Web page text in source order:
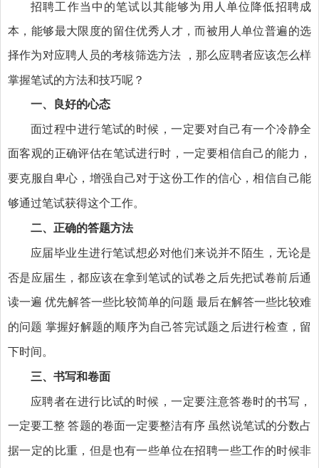
招聘工作当中的笔试以其能够为用人单位降低招聘成
本，能够最大限度的留住优秀人才，而被用人单位普遍的选
择作为对应聘人员的考核筛选方法 ， 那么应聘者应该怎么样
掌握笔试的方法和技巧呢？
一、
良好的心态
面过程中进行笔试的时候，一定要对自己有一个冷静全
面客观的正确评估在笔试进行时，一定要相信自己的能力 ，
要克服自卑心，增强自己对于这份工作的信心 ，相信自己能
够通过笔试获得这个工作。
二、 正确的答题方法
应届毕业生进行笔试想必对他们来说并不陌生 ，无论是
否是应届生，都应该在拿到笔试的试卷之后先把试卷前后通
读一遍 优先解答一些比较简单的问题 最后在解答一些比较难
的问题 掌握好解题的顺序为自己答完试题之后进行检查，留
下时间。
三、书写和卷面
应聘者在进行比试的时候，一定要注意答卷时的书写，
一定要工整 答题的卷面一定要整洁有序 虽然说笔试的分数占
据一定的比重，但是也有一些单位在招聘一些工作的时候非